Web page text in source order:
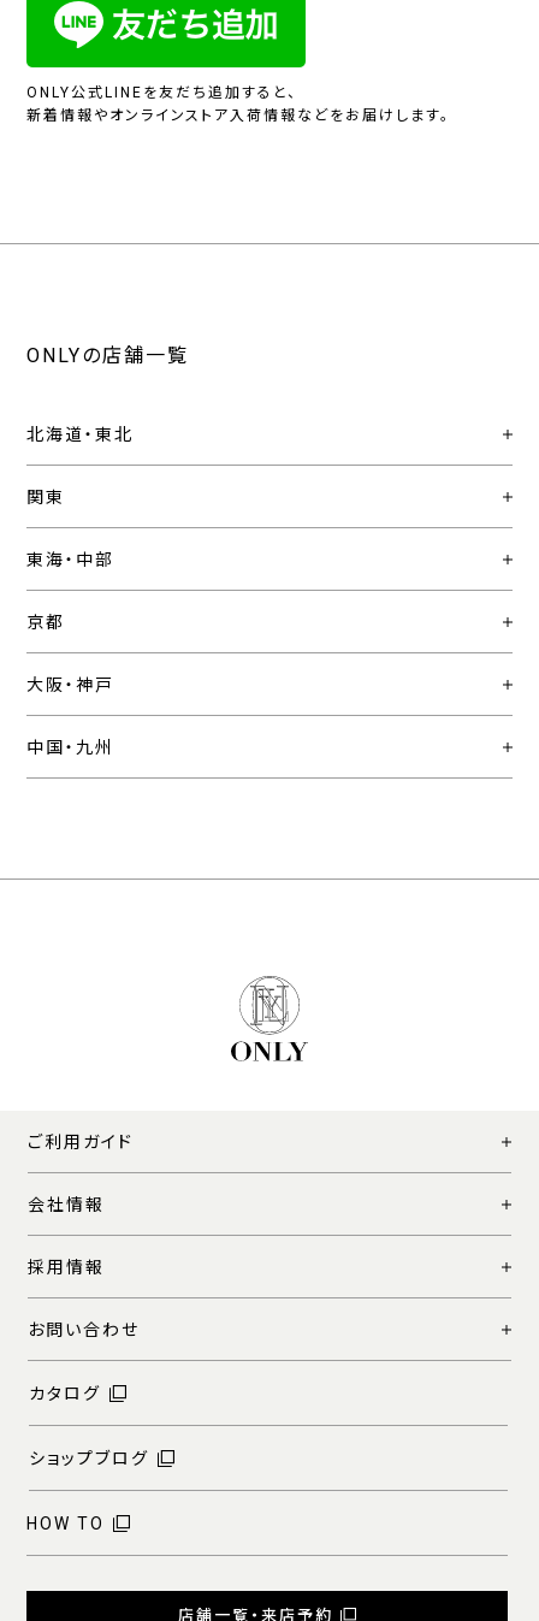
ONLY公式LINEを友だち追加すると、
新着情報やオンラインストア入荷情報などをお届けします。
ONLYの店舗一覧
北海道・東北
関東
東海・中部
京都
大阪・神戸
中国・九州
ご利用ガイド
会社情報
採用情報
お問い合わせ
カタログ
ショップブログ
HOW TO
店舗一覧・来店予約